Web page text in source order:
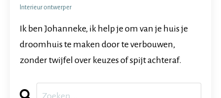
Interieur ontwerper
Ik ben Johanneke, ik help je om van je huis je
droomhuis te maken door te verbouwen,
zonder twijfel over keuzes of spijt achteraf.